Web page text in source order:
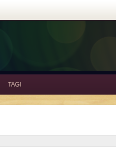
TAGI